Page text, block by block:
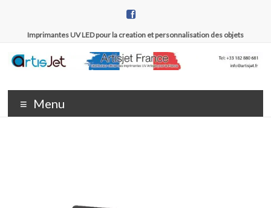
contenuImprimantes UV LED pour la creation et personnalisation des objets
Artisjet
France
officiel des
imprimantes
Menu